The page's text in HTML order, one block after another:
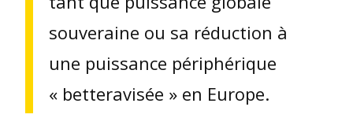
souveraine ou sa réduction à
une puissance périphérique
« betteravisée » en Europe.